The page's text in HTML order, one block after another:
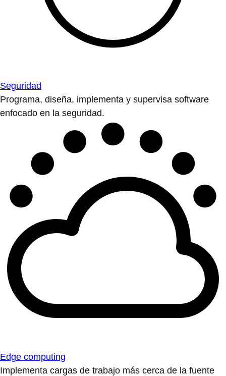
Seguridad
Programa, diseña, implementa y supervisa software
enfocado en la seguridad.
Edge computing
Implementa cargas de trabajo más cerca de la fuente